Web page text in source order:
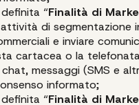
“Finalità di
di segmentazione
e inviare
cartacea o la
chat, messaggi (SMS e
informato;
“Finalità di